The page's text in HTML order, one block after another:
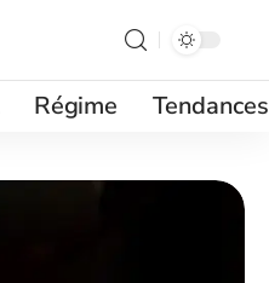
Régime Tendances